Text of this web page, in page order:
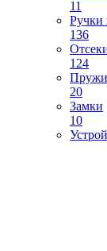
11
Ручки
136
124
20
Замки
10